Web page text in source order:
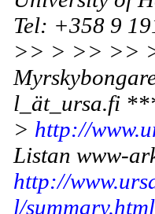
Tel: +358 9
>> > >> >>
l_ät_ursa.fi
> http://
Listan www-
http://
l/summary.html